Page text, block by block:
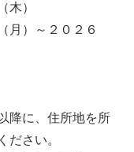
）
）～２０２６
降に、住所地を所
ださい。